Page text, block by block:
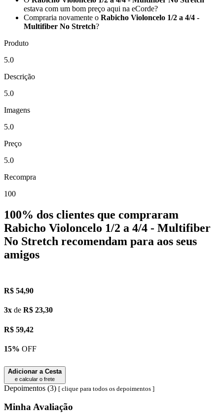
estava com um bom preço aqui na eCorde?
Compraria novamente o Rabicho Violoncelo 1/2 a 4/4 -
Multifiber No Stretch?
Produto
5.0
Descrição
5.0
Imagens
5.0
Preço
5.0
Recompra
100
100% dos clientes que compraram
Rabicho Violoncelo 1/2 a 4/4 - Multifiber
No Stretch recomendam para aos seus
amigos
R$ 54,90
3x de R$ 23,30
R$ 59,42
15% OFF
Adicionar a Cesta
e calcular o frete
Depoimentos (3) [ clique para todos os depoimentos ]
Minha Avaliação